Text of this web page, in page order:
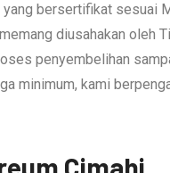
bersertifikat sesuai
diusahakan oleh
penyembelihan
minimum, kami